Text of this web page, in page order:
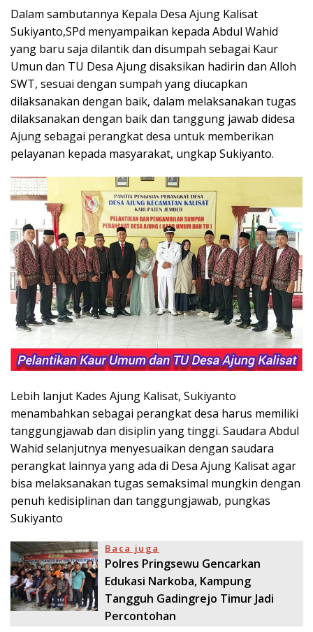
Dalam sambutannya Kepala Desa Ajung Kalisat
Sukiyanto,SPd menyampaikan kepada Abdul Wahid
yang baru saja dilantik dan disumpah sebagai Kaur
Umun dan TU Desa Ajung disaksikan hadirin dan Alloh
SWT, sesuai dengan sumpah yang diucapkan
dilaksanakan dengan baik, dalam melaksanakan tugas
dilaksanakan dengan baik dan tanggung jawab didesa
Ajung sebagai perangkat desa untuk memberikan
pelayanan kepada masyarakat, ungkap Sukiyanto.
Lebih lanjut Kades Ajung Kalisat, Sukiyanto
menambahkan sebagai perangkat desa harus memiliki
tanggungjawab dan disiplin yang tinggi. Saudara Abdul
Wahid selanjutnya menyesuaikan dengan saudara
perangkat lainnya yang ada di Desa Ajung Kalisat agar
bisa melaksanakan tugas semaksimal mungkin dengan
penuh kedisiplinan dan tanggungjawab, pungkas
Sukiyanto
Baca juga
Polres Pringsewu Gencarkan
Edukasi Narkoba, Kampung
Tangguh Gadingrejo Timur Jadi
Percontohan